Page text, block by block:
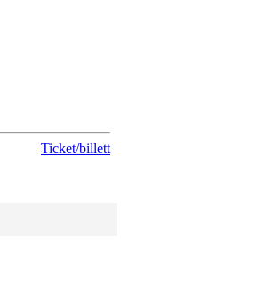
Ticket/billett